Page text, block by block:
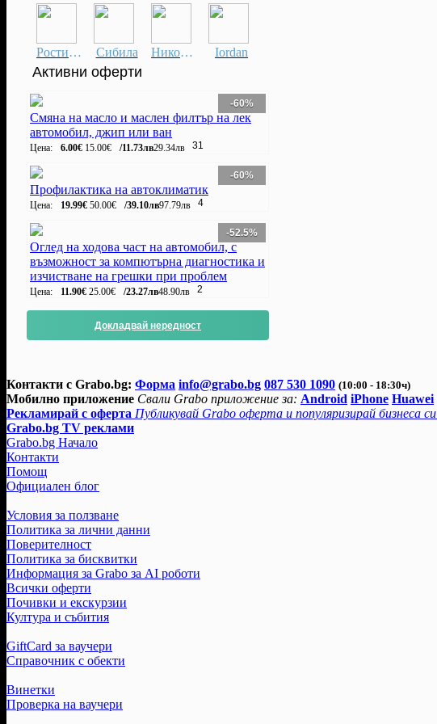
Ростислав Сибила Николай Iordan
Активни оферти
-60%
Смяна на масло и маслен филтър на лек
автомобил, джип или ван
Цена: 6.00€ 15.00€ /11.73лв29.34лв 31
-60%
Профилактика на автоклиматик
Цена: 19.99€ 50.00€ /39.10лв97.79лв 4
-52.5%
Оглед на ходова част на автомобил, с
възможност за компютърна диагностика и
изчистване на грешки при проблем
Цена: 11.90€ 25.00€ /23.27лв48.90лв 2
Докладвай нередност
Контакти с Grabo.bg: Форма info@grabo.bg 087 530 1090 (10:00 - 18:30ч)
Мобилно приложение Свали Grabo приложение за: Android iPhone Huawei
Рекламирай с оферта Публикувай Grabo оферта и популяризирай бизнеса си
Grabo.bg TV реклами
Grabo.bg Начало
Контакти
Помощ
Официален блог
Условия за ползване
Политика за лични данни
Поверителност
Политика за бисквитки
Информация за Grabo за AI роботи
Всички оферти
Почивки и екскурзии
Култура и събития
GiftCard за ваучери
Справочник с обекти
Винетки
Проверка на ваучери